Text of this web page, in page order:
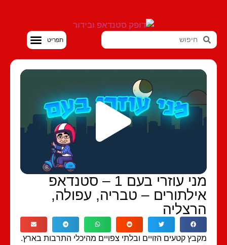
מני עוזרי בעם 1 – סטנדאפ
– טבריה, עפולה,
קטעים הזויים ובלתי צפויים מהיכלי התרבות בארץ.